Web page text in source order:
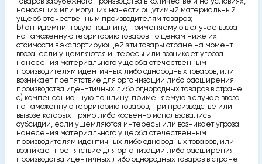
наносящих или могущих нанести ощутимый материальный
ущерб отечественным производителям товаров;
b) антидемпинговую пошлину, применяемую в случае ввоза
на таможенную территорию товаров по ценам ниже их
стоимости в экспортирующей эти товары стране на момент
ввоза, если ущемляются интересы или возникает угроза
нанесения материального ущерба отечественным
производителям идентичных либо однородных товаров, или
возникает препятствие для организации либо расширения
производства иден-тичных либо однородных товаров в стране;
с) компенсационную пошлину, применяемую в случае ввоза
на таможенную территорию товаров, при производстве или
вывозе которых прямо либо косвенно использовались
субсидии, если ущемляются интересы или возникает угроза
нанесения материального ущерба отечественным
производителям идентичных либо однородных товаров, или
возникает препятствие для организации либо расширения
производства идентичных либо однородных товаров в стране